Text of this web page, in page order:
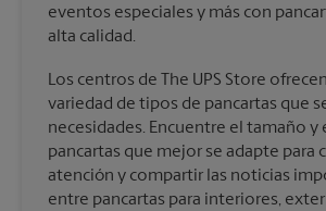
eventos especiales y más con
alta calidad.
Los centros de The UPS Store
variedad de tipos de pancartas que
necesidades. Encuentre el tamaño y
pancartas que mejor se adapte para
atención y compartir las noticias
entre pancartas para interiores,